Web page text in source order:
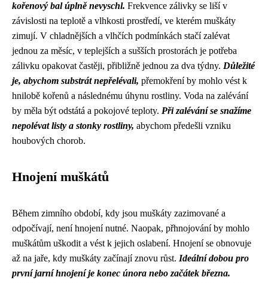
kořenový bal úplně nevyschl. Frekvence zálivky se liší v
závislosti na teplotě a vlhkosti prostředí, ve kterém muškáty
zimují. V chladnějších a vlhčích podmínkách stačí zalévat
jednou za měsíc, v teplejších a sušších prostorách je potřeba
zálivku opakovat častěji, přibližně jednou za dva týdny. Důležité
je, abychom substrát nepřelévali, přemokření by mohlo vést k
hnilobě kořenů a následnému úhynu rostliny. Voda na zalévání
by měla být odstátá a pokojové teploty. Při zalévání se snažíme
nepolévat listy a stonky rostliny, abychom předešli vzniku
houbových chorob.
Hnojení muškátů
Během zimního období, kdy jsou muškáty zazimované a
odpočívají, není hnojení nutné. Naopak, přhnojování by mohlo
muškátům uškodit a vést k jejich oslabení. Hnojení se obnovuje
až na jaře, kdy muškáty začínají znovu růst. Ideální dobou pro
první jarní hnojení je konec února nebo začátek března.